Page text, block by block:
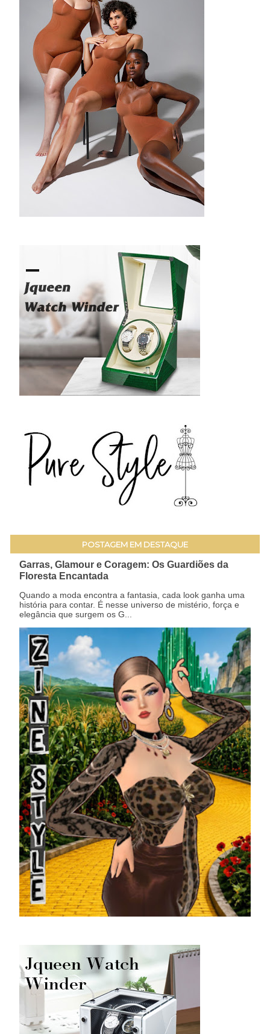
POSTAGEM EM DESTAQUE
Garras, Glamour e Coragem: Os Guardiões da
Floresta Encantada
Quando a moda encontra a fantasia, cada look ganha uma
história para contar. É nesse universo de mistério, força e
elegância que surgem os G...